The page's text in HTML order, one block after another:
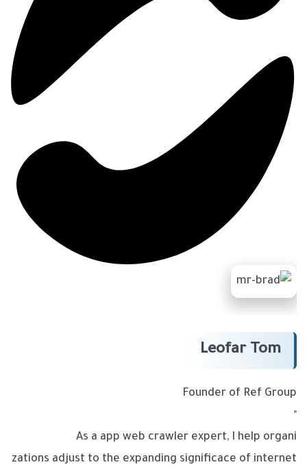
Leofar Tom
Founder of Ref Group
“
As a app web crawler expert, I help organi
zations adjust to the expanding significace of internet